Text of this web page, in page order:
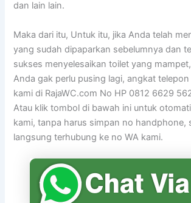
dan lain lain.
Maka dari itu, Untuk itu, jika Anda telah
yang sudah dipaparkan sebelumnya dan
sukses menyelesaikan toilet yang
Anda gak perlu pusing lagi, angkat telepon
kami di RajaWC.com No HP 0812 6629
Atau klik tombol di bawah ini untuk
kami, tanpa harus simpan no handphone,
langsung terhubung ke no WA kami.